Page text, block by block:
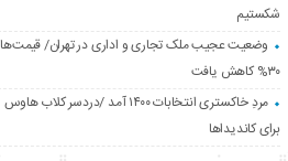
شکستیم
وضعیت عجیب ملک تجاری و اداری در تهران/ قیمت‌ها
۳۰% کاهش یافت
مردِ خاکستری انتخابات ۱۴۰۰ آمد /دردسر کلاب هاوس
برای کاندیداها